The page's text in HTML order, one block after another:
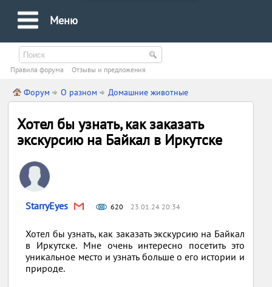
Меню
Правила форума Oтзывы и предложения
Форум О разном Домашние животные
Хотел бы узнать, как заказать
экскурсию на Байкал в Иркутске
StarryEyes 620 23.01.24 20:34
Хотел бы узнать, как заказать экскурсию на Байкал
в Иркутске. Мне очень интересно посетить это
уникальное место и узнать больше о его истории и
природе.